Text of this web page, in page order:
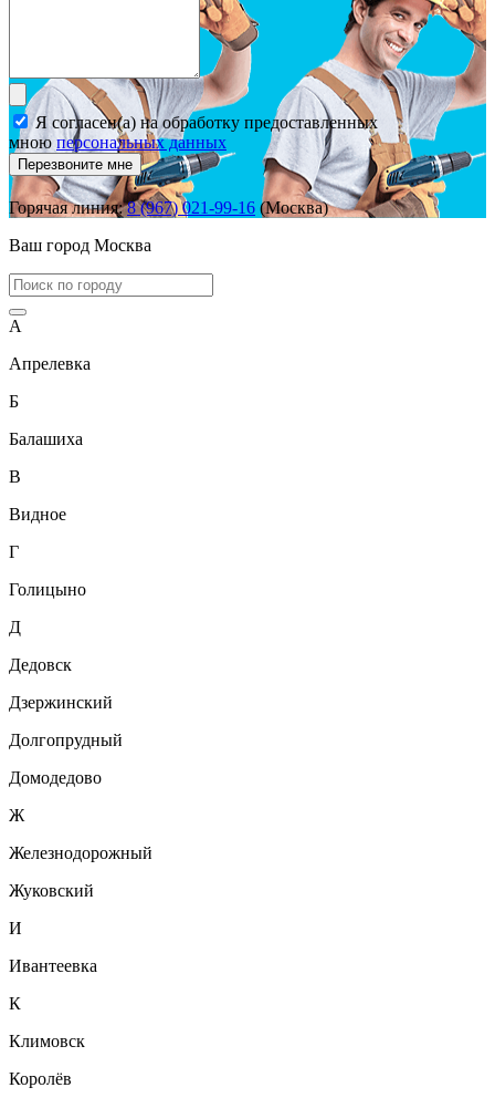
Я согласен(а) на обработку предоставленных
мною персональных данных
Перезвоните мне
Горячая линия:8 (967) 021-99-16 (Москва)
Ваш город Москва
А
Апрелевка
Б
Балашиха
В
Видное
Г
Голицыно
Д
Дедовск
Дзержинский
Долгопрудный
Домодедово
Ж
Железнодорожный
Жуковский
И
Ивантеевка
К
Климовск
Королёв